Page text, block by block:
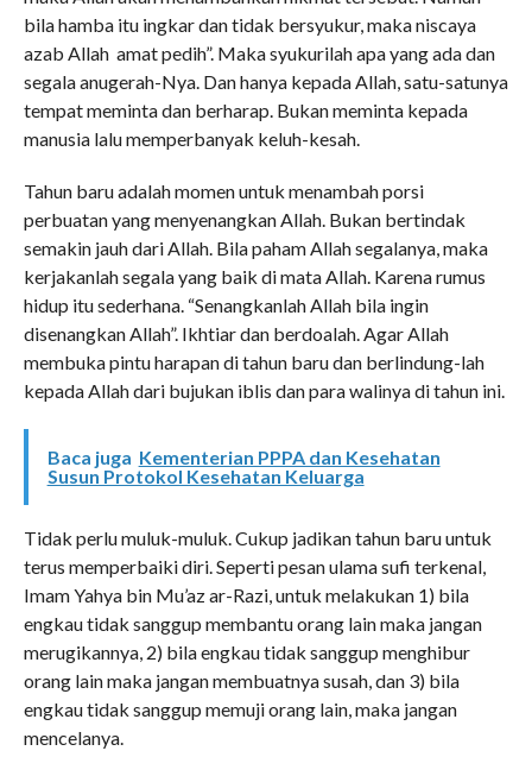
bila hamba itu ingkar dan tidak bersyukur, maka niscaya
azab Allah amat pedih”. Maka syukurilah apa yang ada dan
segala anugerah-Nya. Dan hanya kepada Allah, satu-satunya
tempat meminta dan berharap. Bukan meminta kepada
manusia lalu memperbanyak keluh-kesah.
Tahun baru adalah momen untuk menambah porsi
perbuatan yang menyenangkan Allah. Bukan bertindak
semakin jauh dari Allah. Bila paham Allah segalanya, maka
kerjakanlah segala yang baik di mata Allah. Karena rumus
hidup itu sederhana. “Senangkanlah Allah bila ingin
disenangkan Allah”. Ikhtiar dan berdoalah. Agar Allah
membuka pintu harapan di tahun baru dan berlindung-lah
kepada Allah dari bujukan iblis dan para walinya di tahun ini.
Baca juga Kementerian PPPA dan Kesehatan
Susun Protokol Kesehatan Keluarga
Tidak perlu muluk-muluk. Cukup jadikan tahun baru untuk
terus memperbaiki diri. Seperti pesan ulama sufi terkenal,
Imam Yahya bin Mu’az ar-Razi, untuk melakukan 1) bila
engkau tidak sanggup membantu orang lain maka jangan
merugikannya, 2) bila engkau tidak sanggup menghibur
orang lain maka jangan membuatnya susah, dan 3) bila
engkau tidak sanggup memuji orang lain, maka jangan
mencelanya.